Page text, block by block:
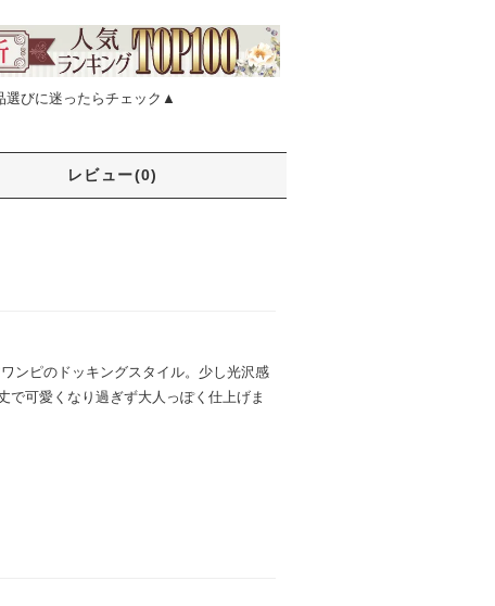
選びに迷ったらチェック▲
レビュー(0)
ンピのドッキングスタイル。少し光沢感
可愛くなり過ぎず大人っぽく仕上げま